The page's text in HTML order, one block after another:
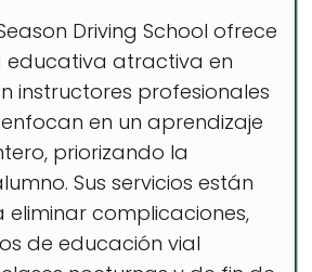
Driving School ofrece
educativa atractiva en
instructores profesionales
en un aprendizaje
priorizando la
Sus servicios están
complicaciones,
de educación vial